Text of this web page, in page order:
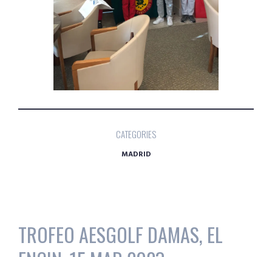
CATEGORIES
MADRID
TROFEO AESGOLF DAMAS, EL